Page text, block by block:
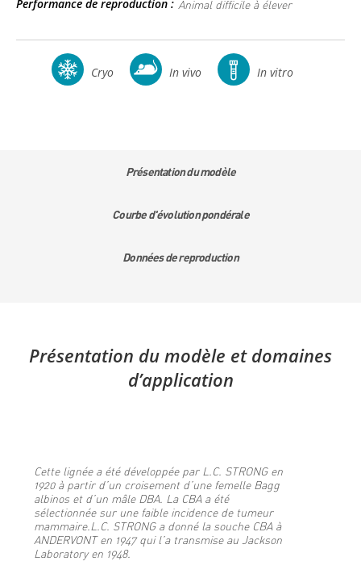
Performance de reproduction : Animal difficile à élever
Cryo In vivo In vitro
Présentation du modèle
Courbe d'évolution pondérale
Données de reproduction
Présentation du modèle et domaines
d’application
Cette lignée a été développée par L.C. STRONG en
1920 à partir d’un croisement d’une femelle Bagg
albinos et d’un mâle DBA. La CBA a été
sélectionnée sur une faible incidence de tumeur
mammaire.L.C. STRONG a donné la souche CBA à
ANDERVONT en 1947 qui l’a transmise au Jackson
Laboratory en 1948.